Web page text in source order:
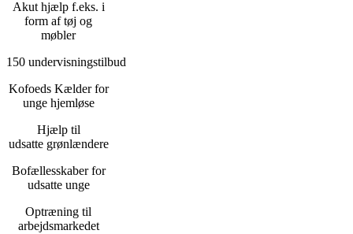
Akut hjælp f.eks. i
form af tøj og
møbler
150 undervisningstilbud
Kofoeds Kælder for
unge hjemløse
Hjælp til
udsatte grønlændere
Bofællesskaber for
udsatte unge
Optræning til
arbejdsmarkedet